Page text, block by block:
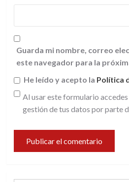
Guarda mi nombre, correo
este navegador para la
He leído y acepto la Política
Al usar este formulario
gestión de tus datos por parte